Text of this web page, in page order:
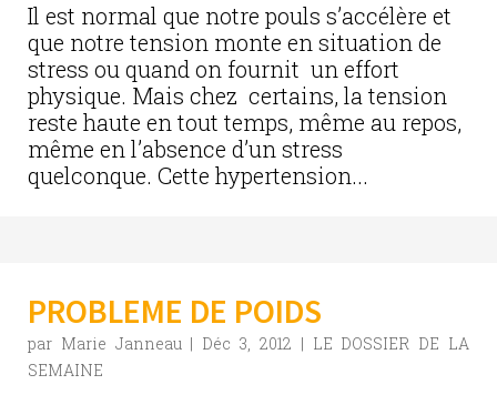
Il est normal que notre pouls s’accélère et
que notre tension monte en situation de
stress ou quand on fournit un effort
physique. Mais chez certains, la tension
reste haute en tout temps, même au repos,
même en l’absence d’un stress
quelconque. Cette hypertension...
PROBLEME DE POIDS
par Marie Janneau| Déc 3, 2012 | LE DOSSIER DE LA
SEMAINE